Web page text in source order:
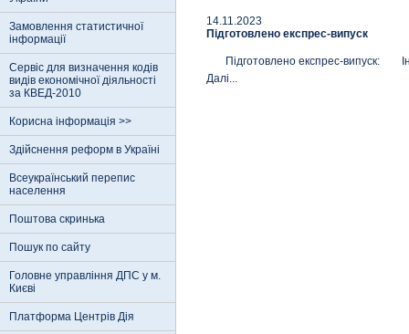
Замовлення статистичної
інформації
Сервіс для визначення кодів
видів економічної діяльності
за КВЕД-2010
Корисна інформація >>
Здійснення реформ в Україні
Всеукраїнський перепис
населення
Поштова скринька
Пошук по сайту
Головне управління ДПС у м.
Києві
Платформа Центрів Дія
14.11.2023
Підготовлено експрес-випуск
Підготовлено експрес-випуск:
Далi...